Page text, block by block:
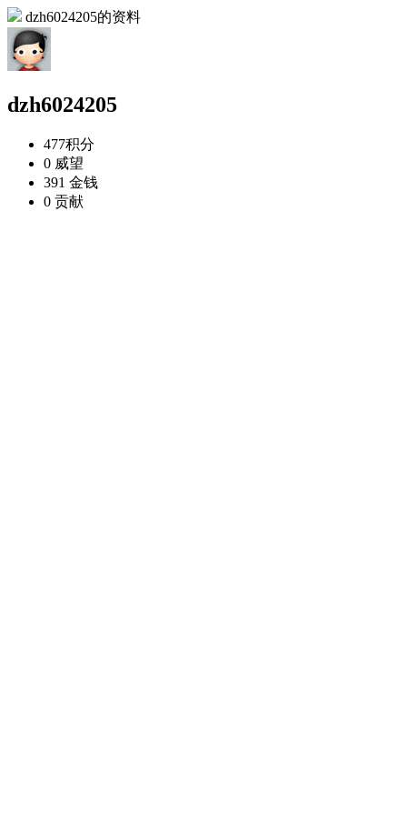
dzh6024205的资料
dzh6024205
477积分
0 威望
391 金钱
0 贡献